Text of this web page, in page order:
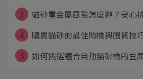
3
貓砂重金屬風險怎麼避？安心
4
購買貓砂的最佳時機與囤貨技
5
如何挑選適合自動貓砂機的豆